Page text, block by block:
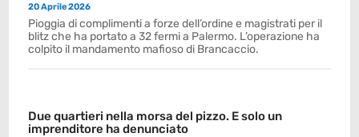
20 Aprile 2026
Pioggia di complimenti a forze dell’ordine e magistrati per il
blitz che ha portato a 32 fermi a Palermo. L’operazione ha
colpito il mandamento mafioso di Brancaccio.
Due quartieri nella morsa del pizzo. E solo un
imprenditore ha denunciato